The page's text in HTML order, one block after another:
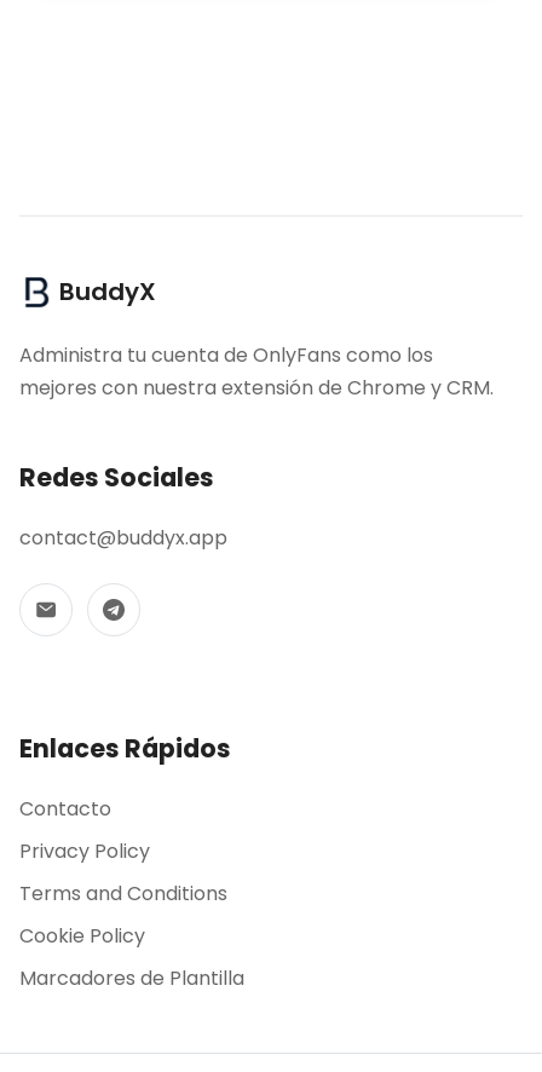
BuddyX
Administra tu cuenta de OnlyFans como los
mejores con nuestra extensión de Chrome y CRM.
Redes Sociales
contact@buddyx.app
Enlaces Rápidos
Contacto
Privacy Policy
Terms and Conditions
Cookie Policy
Marcadores de Plantilla